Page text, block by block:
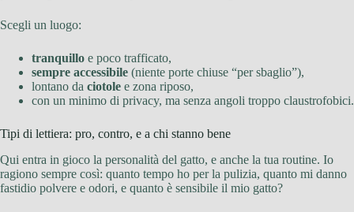
Scegli un luogo:
tranquillo e poco trafficato,
sempre accessibile (niente porte chiuse “per sbaglio”),
lontano da ciotole e zona riposo,
con un minimo di privacy, ma senza angoli troppo claustrofobici.
Tipi di lettiera: pro, contro, e a chi stanno bene
Qui entra in gioco la personalità del gatto, e anche la tua routine. Io
ragiono sempre così: quanto tempo ho per la pulizia, quanto mi danno
fastidio polvere e odori, e quanto è sensibile il mio gatto?